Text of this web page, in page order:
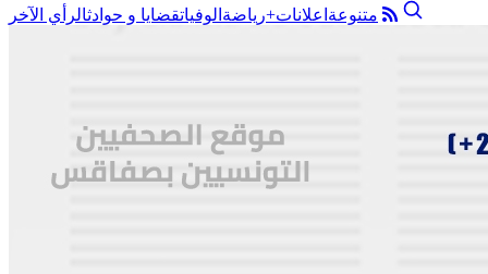
متنوعة اعلانات+رياضة الوفياتقضايا و حوادثالرأي الآخر